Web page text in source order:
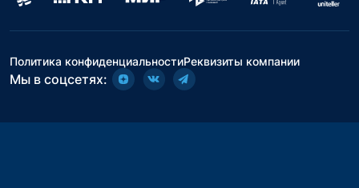
Политика конфиденциальностиРеквизиты компании
Мы в соцсетях: